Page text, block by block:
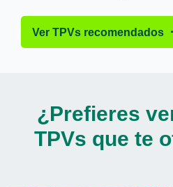
Ver TPVs recomendados
¿Prefieres
TPVs que te